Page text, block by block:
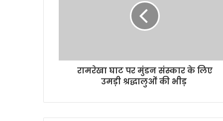
रामरेखा घाट पर मुंडन संस्कार के लिए
उमड़ी श्रद्धालुओं की भीड़